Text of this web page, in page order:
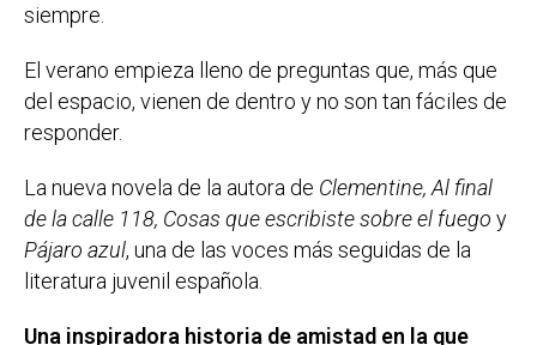
siempre.
El verano empieza lleno de preguntas que, más que
del espacio, vienen de dentro y no son tan fáciles de
responder.
La nueva novela de la autora de Clementine, Al final
de la calle 118, Cosas que escribiste sobre el fuego y
Pájaro azul, una de las voces más seguidas de la
literatura juvenil española.
Una inspiradora historia de amistad en la que